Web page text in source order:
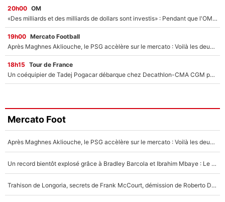
20h00 OM
«Des milliards et des milliards de dollars sont investis» : Pendant que l'OM est en pleine crise financière, Frank McCourt lance un nouveau projet à 260M€ !
19h00 Mercato Football
Après Maghnes Akliouche, le PSG accèlère sur le mercato : Voilà les deux nouvelles recrues qui vont signer la semaine prochaine ?
18h15 Tour de France
Un coéquipier de Tadej Pogacar débarque chez Decathlon-CMA CGM pour épauler Paul Seixas : «Mes meilleures années sont à venir»
Mercato Foot
Après Maghnes Akliouche, le PSG accèlère sur le mercato : Voilà les deux nouvelles recrues qui vont signer la semaine prochaine ?
Un record bientôt explosé grâce à Bradley Barcola et Ibrahim Mbaye : Le PSG sur le point de réaliser un mercato historique ?
Trahison de Longoria, secrets de Frank McCourt, démission de Roberto De Zerbi : Medhi Benatia se lâche sur son départ de l'OM et fait d'importantes révélations